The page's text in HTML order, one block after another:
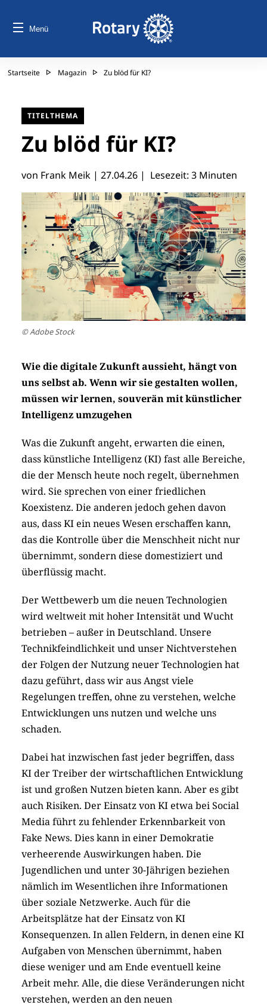
Menü
Startseite Magazin Zu blöd für KI?
TITELTHEMA
Zu blöd für KI?
von Frank Meik | 27.04.26 | Lesezeit: 3 Minuten
© Adobe Stock
Wie die digitale Zukunft aussieht, hängt von
uns selbst ab. Wenn wir sie gestalten wollen,
müssen wir lernen, souverän mit künstlicher
Intelligenz umzugehen
Was die Zukunft angeht, erwarten die einen,
dass künstliche Intelligenz (KI) fast alle Bereiche,
die der Mensch heute noch regelt, übernehmen
wird. Sie sprechen von einer friedlichen
Koexistenz. Die anderen jedoch gehen davon
aus, dass KI ein neues Wesen erschaffen kann,
das die Kontrolle über die Menschheit nicht nur
übernimmt, sondern diese domestiziert und
überflüssig macht.
Der Wettbewerb um die neuen Technologien
wird weltweit mit hoher Intensität und Wucht
betrieben – außer in Deutschland. Unsere
Technikfeindlichkeit und unser Nichtverstehen
der Folgen der Nutzung neuer Technologien hat
dazu geführt, dass wir aus Angst viele
Regelungen treffen, ohne zu verstehen, welche
Entwicklungen uns nutzen und welche uns
schaden.
Dabei hat inzwischen fast jeder begriffen, dass
KI der Treiber der wirtschaftlichen Entwicklung
ist und großen Nutzen bieten kann. Aber es gibt
auch Risiken. Der Einsatz von KI etwa bei Social
Media führt zu fehlender Erkennbarkeit von
Fake News. Dies kann in einer Demokratie
verheerende Auswirkungen haben. Die
Jugendlichen und unter 30-Jährigen beziehen
nämlich im Wesentlichen ihre Informationen
über soziale Netzwerke. Auch für die
Arbeitsplätze hat der Einsatz von KI
Konsequenzen. In allen Feldern, in denen eine KI
Aufgaben von Menschen übernimmt, haben
diese weniger und am Ende eventuell keine
Arbeit mehr. Alle, die diese Veränderungen nicht
verstehen, werden an den neuen